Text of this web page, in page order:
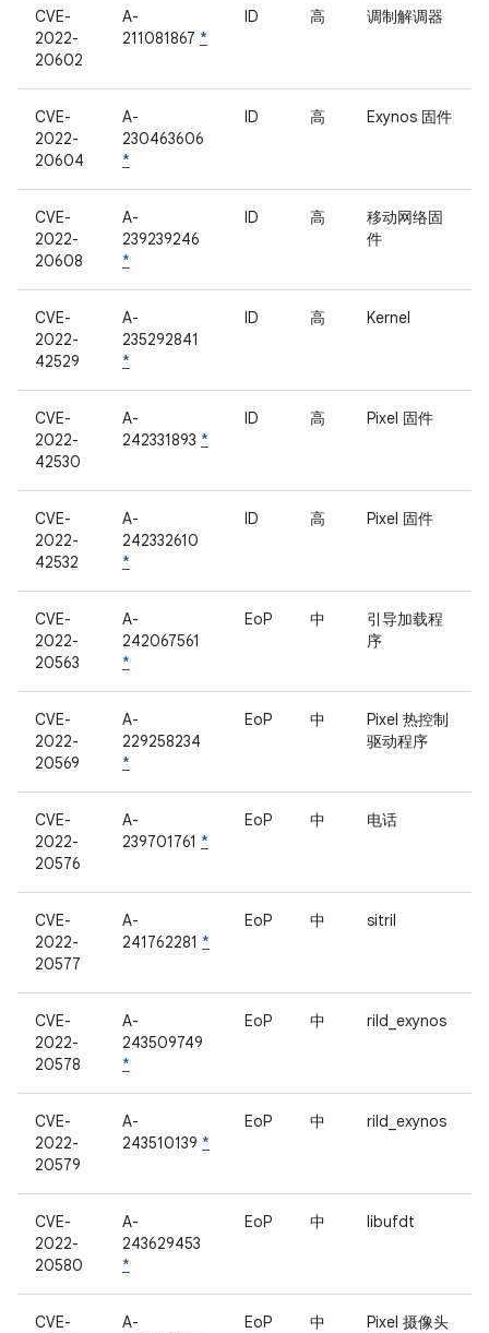
CVE-
2022-
20602
A-
211081867 *
ID 高 调制解调器
CVE-
2022-
20604
A-
230463606
*
ID 高 Exynos 固件
CVE-
2022-
20608
A-
239239246
*
ID 高
移动网络固
件
CVE-
2022-
42529
A-
235292841
*
ID 高 Kernel
CVE-
2022-
42530
A-
242331893 *
ID 高 Pixel 固件
CVE-
2022-
42532
A-
242332610
*
ID 高 Pixel 固件
CVE-
2022-
20563
A-
242067561
*
EoP 中
引导加载程
序
CVE-
2022-
20569
A-
229258234
*
EoP 中
Pixel 热控制
驱动程序
CVE-
2022-
20576
A-
239701761 *
EoP 中 电话
CVE-
2022-
20577
A-
241762281 *
EoP 中 sitril
CVE-
2022-
20578
A-
243509749
*
EoP 中 rild_exynos
CVE-
2022-
20579
A-
243510139 *
EoP 中 rild_exynos
CVE-
2022-
20580
A-
243629453
*
EoP 中 libufdt
CVE-
A-
EoP 中
Pixel 摄像头